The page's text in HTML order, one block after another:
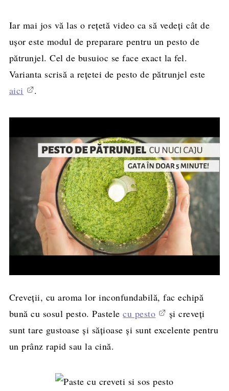
Iar mai jos vă las o rețetă video ca să vedeți cât de
ușor este modul de preparare pentru un pesto de
pătrunjel. Cel de busuioc se face exact la fel.
Varianta scrisă a rețetei de pesto de pătrunjel este
aici
.
Creveții, cu aroma lor inconfundabilă, fac echipă
bună cu sosul pesto. Pastelecu pesto
și creveți
sunt tare gustoase și sățioase și sunt excelente pentru
un prânz rapid sau la cină.